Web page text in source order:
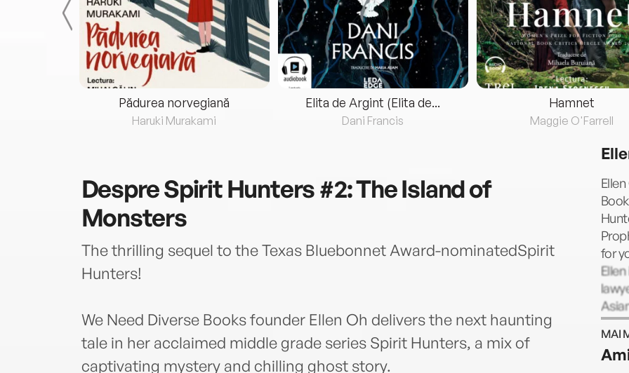
Pădurea norvegiană
Haruki Murakami
Elita de Argint (Elita de...
Dani Francis
Hamnet
Maggie O'Farrell
DespreSpirit Hunters #2: The Island of
Monsters
The thrilling sequel to the Texas Bluebonnet Award-nominatedSpirit
Hunters!
We Need Diverse Books founder Ellen Oh delivers the next haunting
tale in her acclaimed middle grade series Spirit Hunters, a mix of
captivating mystery and chilling ghost story.
for
with
to
visit
MAI